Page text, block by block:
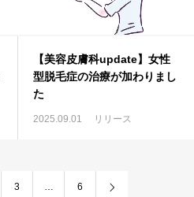
【美容皮膚科update】女性
型脱毛症の治療が加わりまし
た
2025.09.01 リリース
3 … 6